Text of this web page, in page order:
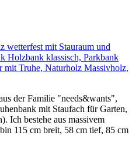
wetterfest mit Stauraum und
Holzbank klassisch, Parkbank
mit Truhe, Naturholz Massivholz,
der Familie "needs&wants",
mit Staufach für Garten,
Ich bestehe aus massivem
115 cm breit, 58 cm tief, 85 cm